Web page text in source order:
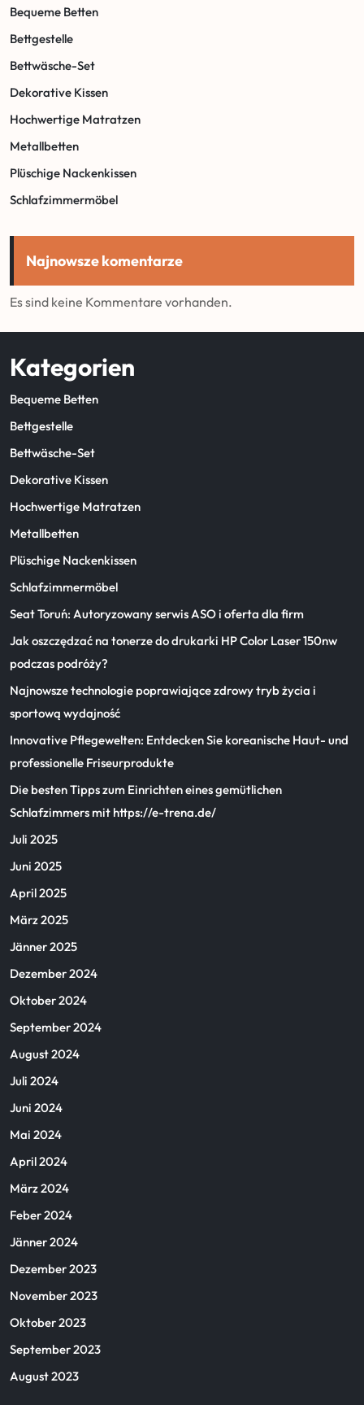
Bequeme Betten
Bettgestelle
Bettwäsche-Set
Dekorative Kissen
Hochwertige Matratzen
Metallbetten
Plüschige Nackenkissen
Schlafzimmermöbel
Najnowsze komentarze
Es sind keine Kommentare vorhanden.
Kategorien
Bequeme Betten
Bettgestelle
Bettwäsche-Set
Dekorative Kissen
Hochwertige Matratzen
Metallbetten
Plüschige Nackenkissen
Schlafzimmermöbel
Seat Toruń: Autoryzowany serwis ASO i oferta dla firm
Jak oszczędzać na tonerze do drukarki HP Color Laser 150nw
podczas podróży?
Najnowsze technologie poprawiające zdrowy tryb życia i
sportową wydajność
Innovative Pflegewelten: Entdecken Sie koreanische Haut- und
professionelle Friseurprodukte
Die besten Tipps zum Einrichten eines gemütlichen
Schlafzimmers mit https://e-trena.de/
Juli 2025
Juni 2025
April 2025
März 2025
Jänner 2025
Dezember 2024
Oktober 2024
September 2024
August 2024
Juli 2024
Juni 2024
Mai 2024
April 2024
März 2024
Feber 2024
Jänner 2024
Dezember 2023
November 2023
Oktober 2023
September 2023
August 2023